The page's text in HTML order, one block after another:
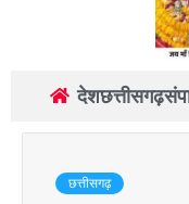
देशछत्तीसगढ़
छत्तीसगढ़